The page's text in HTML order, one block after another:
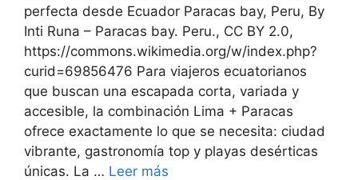
perfecta desde Ecuador Paracas bay, Peru, By
Inti Runa – Paracas bay. Peru., CC BY 2.0,
https://commons.wikimedia.org/w/index.php?
curid=69856476 Para viajeros ecuatorianos
que buscan una escapada corta, variada y
accesible, la combinación Lima + Paracas
ofrece exactamente lo que se necesita: ciudad
vibrante, gastronomía top y playas desérticas
únicas. La … Leer más